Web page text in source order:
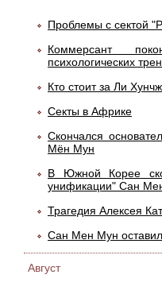
Проблемы с сектой
Коммерсант
психологических
Кто стоит за Ли
Секты в Африке
Скончался
Мён Мун
В Южной Корее
унификации" Сан
Трагедия Алексея
Сан Мен Мун
Август